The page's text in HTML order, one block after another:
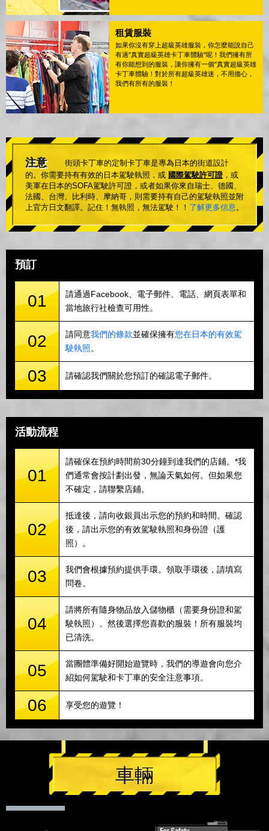
租賃服裝
如果你沒有穿上超級英雄服裝，你怎麼能說自己
有過"真實超級英雄卡丁車體驗"呢！我們擁有所
有你能想到的服裝，讓你擁有一個"真實超級英雄
卡丁車體驗！對於所有超級英雄迷，不用擔心，
我們有所有的服裝！
注意
街頭卡丁車的定制卡丁車是專為日本的街道設計
的。你需要持有有效的日本駕駛執照，或 國際駕駛許可證，或
美軍在日本的SOFA駕駛許可證，或者如果你來自瑞士、德國、
法國、台灣、比利時、摩納哥，則需要持有自己的駕駛執照並附
上官方日文翻譯。記住！無執照，無法駕駛！！ 了解更多信息 。
預訂
01
請通過Facebook、電子郵件、電話、網頁表單和
當地旅行社檢查可用性。
02 請同意我們的條款並確保擁有您在日本的有效駕
駛執照。
03 請確認我們關於您預訂的確認電子郵件。
活動流程
01
請確保在預約時間前30分鐘到達我們的店鋪。*我
們通常會按計劃出發，無論天氣如何。但如果您
不確定，請聯繫店鋪。
02
抵達後，請向收銀員出示您的預約和時間。確認
後，請出示您的有效駕駛執照和身份證（護
照）。
03
我們會根據預約提供手環。領取手環後，請填寫
問卷。
04
請將所有隨身物品放入儲物櫃（需要身份證和駕
駛執照）。然後選擇您喜歡的服裝！所有服裝均
已清洗。
05
當團體準備好開始遊覽時，我們的導遊會向您介
紹如何駕駛和卡丁車的安全注意事項。
06 享受您的遊覽！
車輛